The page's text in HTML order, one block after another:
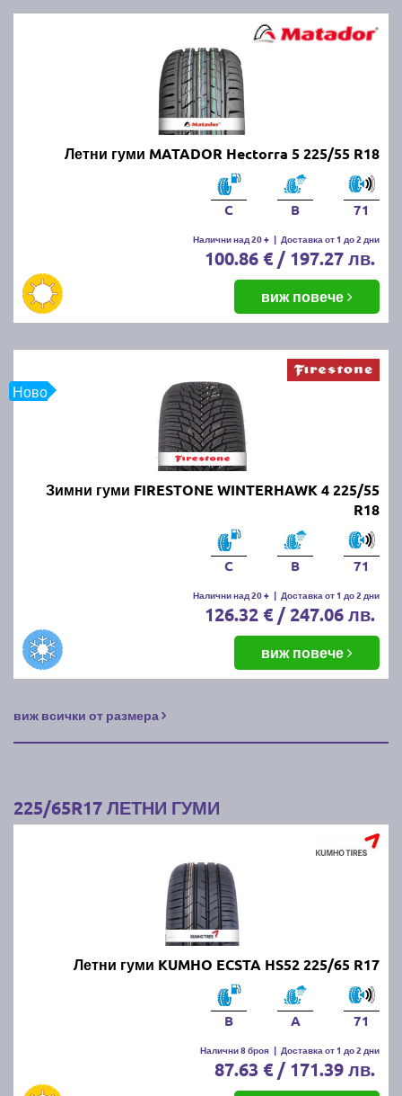
Летни гуми MATADOR Hectorra 5 225/55 R18
C B 71
Налични над 20 + | Доставка от 1 до 2 дни
100.86 € / 197.27 лв.
виж повече
Ново
Зимни гуми FIRESTONE WINTERHAWK 4 225/55
R18
C B 71
Налични над 20 + | Доставка от 1 до 2 дни
126.32 € / 247.06 лв.
виж повече
виж всички от размера
225/65R17 ЛЕТНИ ГУМИ
Летни гуми KUMHO ECSTA HS52 225/65 R17
B A 71
Налични 8 броя | Доставка от 1 до 2 дни
87.63 € / 171.39 лв.